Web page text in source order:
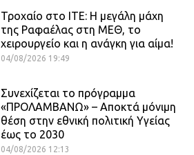
Τροχαίο στο ΙΤΕ: Η μεγάλη μάχη
της Ραφαέλας στη ΜΕΘ, το
χειρουργείο και η ανάγκη για αίμα!
04/08/2026 19:49
Συνεχίζεται το πρόγραμμα
«ΠΡΟΛΑΜΒΑΝΩ» – Αποκτά μόνιμη
θέση στην εθνική πολιτική Υγείας
έως το 2030
04/08/2026 12:13